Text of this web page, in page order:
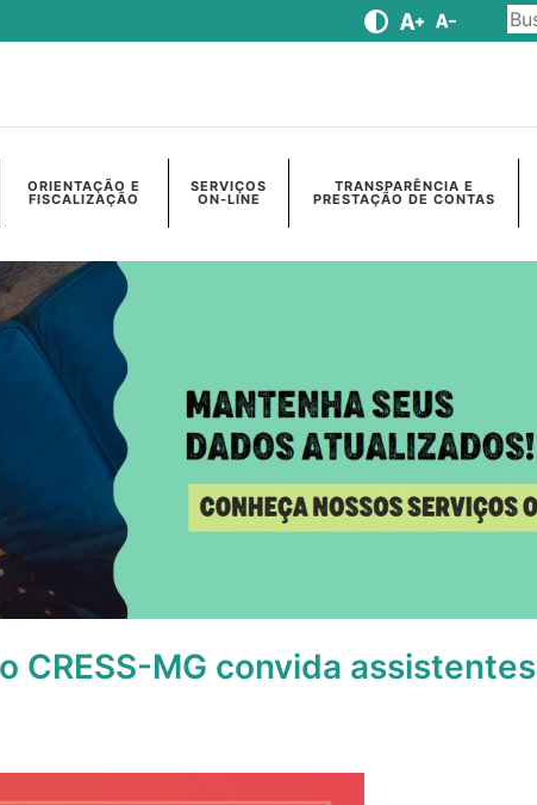
ORIENTAÇÃO E
FISCALIZAÇÃO
SERVIÇOS
ON-LINE
TRANSPARÊNCIA E
PRESTAÇÃO DE CONTAS
CRESS-MG convida assistentes